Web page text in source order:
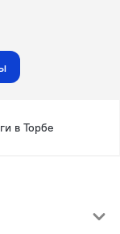
в Торбе